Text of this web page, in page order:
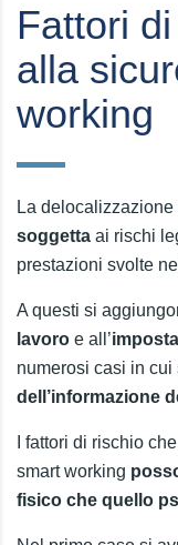
Fattori
alla
working
La
soggetta ai rischi
prestazioni svolte
A questi si
lavoro e all’
numerosi casi in cui
dell’informazione
I fattori di rischio
smart working
fisico che quello